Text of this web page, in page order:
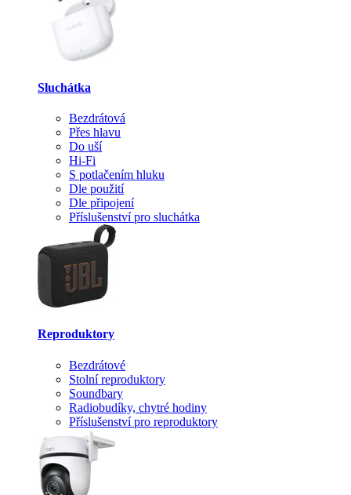
Sluchátka
Bezdrátová
Přes hlavu
Do uší
Hi-Fi
S potlačením hluku
Dle použití
Dle připojení
Příslušenství pro sluchátka
Reproduktory
Bezdrátové
Stolní reproduktory
Soundbary
Radiobudíky, chytré hodiny
Příslušenství pro reproduktory